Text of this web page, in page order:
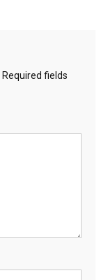
Required fields